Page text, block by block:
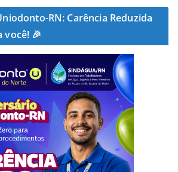
RN: Carência Reduzida
você! 🎉